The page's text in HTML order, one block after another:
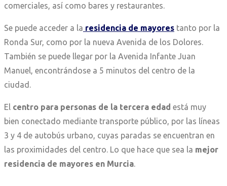
comerciales, así como bares y restaurantes.
Se puede acceder a la residencia de mayores tanto por la
Ronda Sur, como por la nueva Avenida de los Dolores.
También se puede llegar por la Avenida Infante Juan
Manuel, encontrándose a 5 minutos del centro de la
ciudad.
El centro para personas de la tercera edad está muy
bien conectado mediante transporte público, por las líneas
3 y 4 de autobús urbano, cuyas paradas se encuentran en
las proximidades del centro. Lo que hace que sea la mejor
residencia de mayores en Murcia.